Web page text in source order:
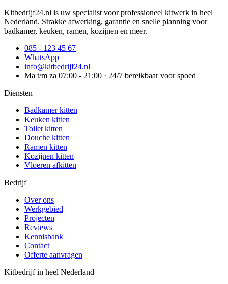
Kitbedrijf24.nl is uw specialist voor professioneel kitwerk in heel
Nederland. Strakke afwerking, garantie en snelle planning voor
badkamer, keuken, ramen, kozijnen en meer.
085 - 123 45 67
WhatsApp
info@kitbedrijf24.nl
Ma t/m za 07:00 - 21:00 · 24/7 bereikbaar voor spoed
Diensten
Badkamer kitten
Keuken kitten
Toilet kitten
Douche kitten
Ramen kitten
Kozijnen kitten
Vloeren afkitten
Bedrijf
Over ons
Werkgebied
Projecten
Reviews
Kennisbank
Contact
Offerte aanvragen
Kitbedrijf in heel Nederland